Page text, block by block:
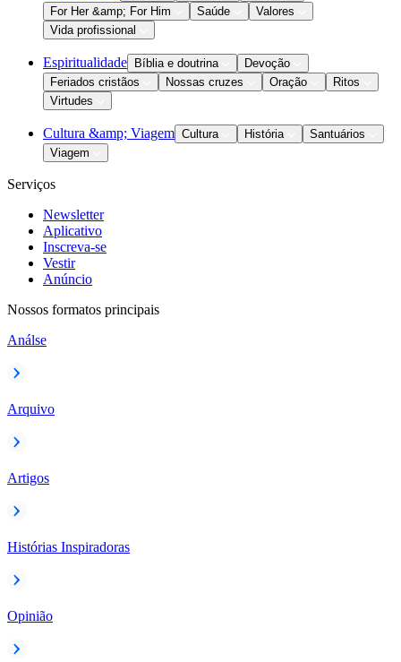
For Her &amp; For Him
Saúde
Valores
Vida profissional
Espiritualidade Bíblia e doutrina
Devoção
Feriados cristãos
Nossas cruzes Oração
Ritos
Virtudes
Cultura &amp; Viagem Cultura História
Santuários
Viagem
Serviços
Newsletter
Aplicativo
Inscreva-se
Vestir
Anúncio
Nossos formatos principais
Análse
Arquivo
Artigos
Histórias Inspiradoras
Opinião